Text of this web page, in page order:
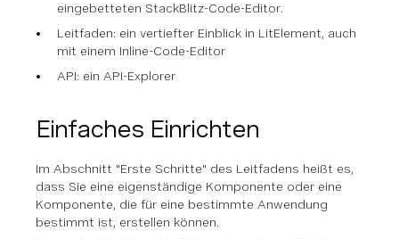
eingebetteten StackBlitz-Code-Editor.
Leitfaden: ein vertiefter Einblick in LitElement, auch
mit einem Inline-Code-Editor
API: ein API-Explorer
Einfaches Einrichten
Im Abschnitt "Erste Schritte" des Leitfadens heißt es,
dass Sie eine eigenständige Komponente oder eine
Komponente, die für eine bestimmte Anwendung
bestimmt ist, erstellen können.